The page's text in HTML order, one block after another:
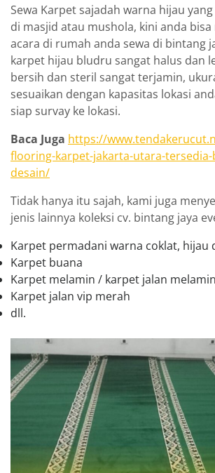
Sewa Karpet sajadah warna hijau
di masjid atau mushola, kini anda
acara di rumah anda sewa di bintang
karpet hijau bludru sangat halus dan
bersih dan steril sangat terjamin,
sesuaikan dengan kapasitas lokasi
siap survay ke lokasi.
Baca Juga https://
flooring-karpet-jakarta-utara-
desain/
Tidak hanya itu sajah, kami juga
jenis lainnya koleksi cv. bintang jaya
Karpet permadani warna coklat, hijau
Karpet buana
Karpet melamin / karpet jalan melamin
Karpet jalan vip merah
dll.